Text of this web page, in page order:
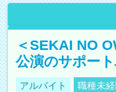
＜SEKAI NO
公演のサポー
アルバイト 職種未